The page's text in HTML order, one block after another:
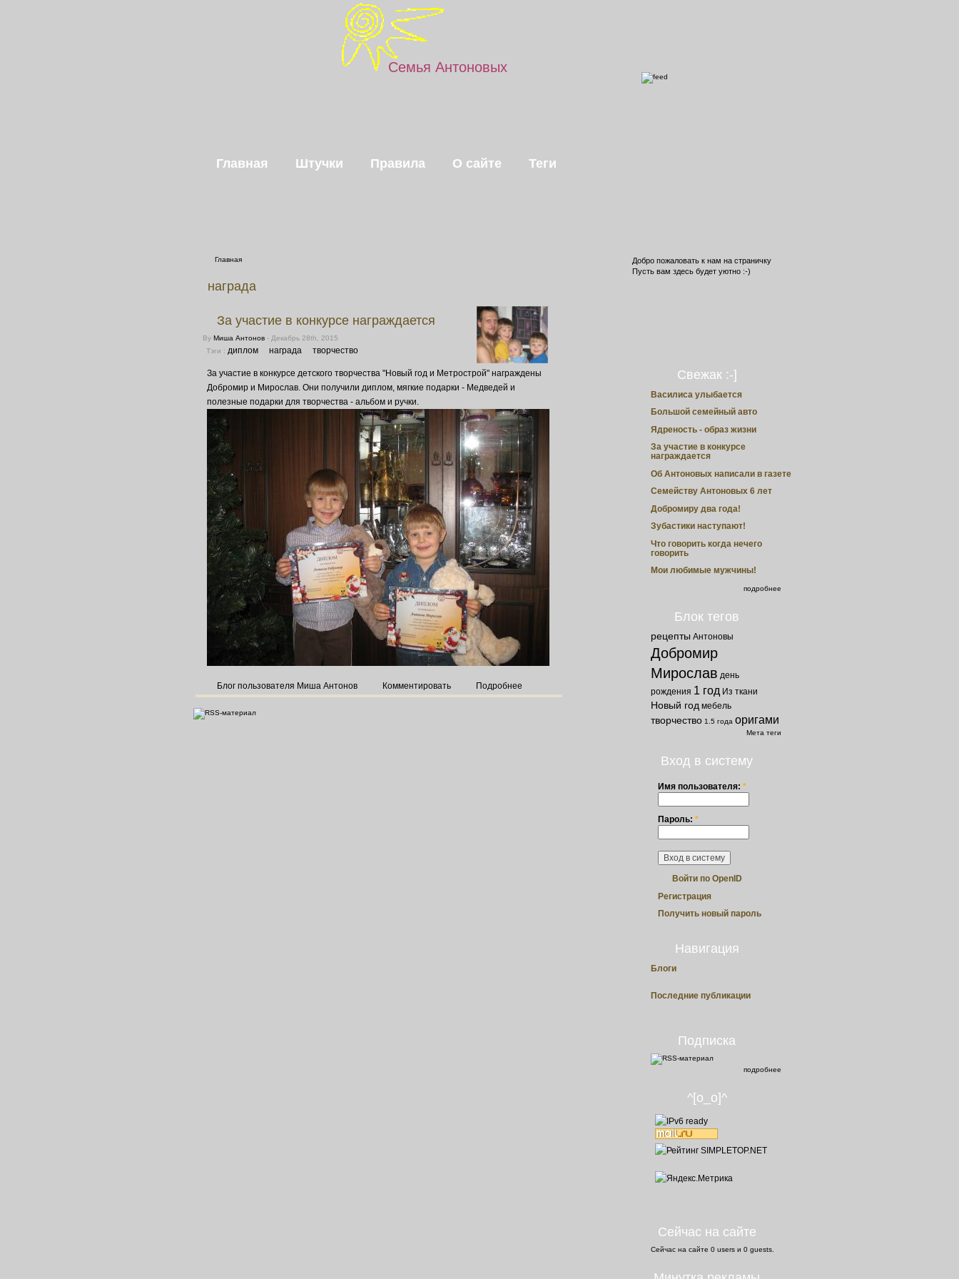
Семья Антоновых
Главная Штучки Правила О сайте Теги
Главная
награда
За участие в конкурсе награждается
By Миша Антонов - Декабрь 28th, 2015
Тэги : диплом награда творчество
За участие в конкурсе детского творчества "Новый год и Метрострой" награждены
Добромир и Мирослав. Они получили диплом, мягкие подарки - Медведей и
полезные подарки для творчества - альбом и ручки.
Блог пользователя Миша Антонов Комментировать Подробнее
Добро пожаловать к нам на страничку
Пусть вам здесь будет уютно :-)
Свежак :-]
Василиса улыбается
Большой семейный авто
Ядреность - образ жизни
За участие в конкурсе
награждается
Об Антоновых написали в газете
Семейству Антоновых 6 лет
Добромиру два года!
Зубастики наступают!
Что говорить когда нечего
говорить
Мои любимые мужчины!
подробнее
Блок тегов
рецепты Антоновы
Добромир
Мирослав день
рождения 1 год Из ткани
Новый год мебель
творчество 1.5 года оригами
Мета теги
Вход в систему
Имя пользователя: *
Пароль: *
Войти по OpenID
Регистрация
Получить новый пароль
Навигация
Блоги
Последние публикации
Подписка
подробнее
^[o_o]^
Сейчас на сайте
Сейчас на сайте 0 users и 0 guests